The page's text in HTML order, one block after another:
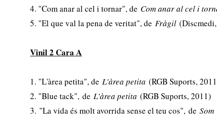
4. "Com anar al cel i tornar", de Com anar al cel i
5. "El que val la pena de veritat", deFràgil
Vinil 2 Cara A
1. "L'àrea petita", deL'àrea petita(RGB Suports,
2. "Blue tack", deL'àrea petita(RGB Suports, 2011)
3. "La vida és molt avorrida sense el teu cos", deSom